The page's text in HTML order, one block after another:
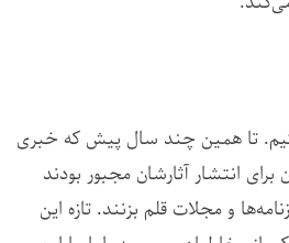
تا همین چند سال پیش که خبری
برای انتشار آثارشان مجبور بودند
و مجلات قلم بزنند. تازه این